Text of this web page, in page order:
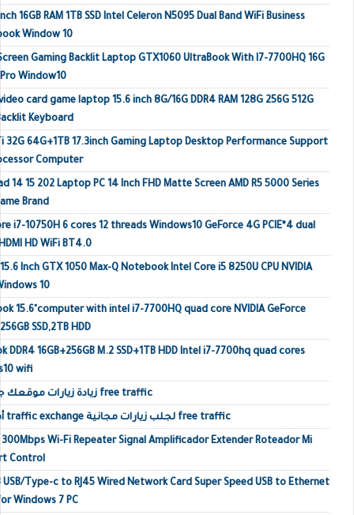
16GB RAM 1TB SSD Intel Celeron N5095 Dual Band WiFi Business
Window 10
Gaming Backlit Laptop GTX1060 UltraBook With I7-7700HQ 16G
Pro Window10
card game laptop 15.6 inch 8G/16G DDR4 RAM 128G 256G 512G
Keyboard
32G 64G+1TB 17.3inch Gaming Laptop Desktop Performance Support
Computer
14 15 202 Laptop PC 14 Inch FHD Matte Screen AMD R5 5000 Series
Brand
i7-10750H 6 cores 12 threads Windows10 GeForce 4G PCIE*4 dual
HD WiFi BT4.0
Inch GTX 1050 Max-Q Notebook Intel Core i5 8250U CPU NVIDIA
10
15.6"computer with intel i7-7700HQ quad core NVIDIA GeForce
SSD,2TB HDD
DDR4 16GB+256GB M.2 SSD+1TB HDD Intel i7-7700hq quad cores
wifi
زيادة زيارات موقعك جلب زيارات حقيقية أجنبية free traffic
أفضل مواقع تبادل الزيارات traffic exchange لجلب زيارات مجانية free traffic
Wi-Fi Repeater Signal Amplificador Extender Roteador Mi
Control
USB/Type-c to RJ45 Wired Network Card Super Speed USB to Ethernet
Windows 7 PC